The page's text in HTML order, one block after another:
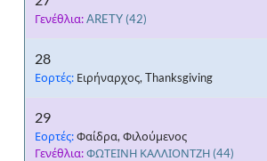
Γενέθλια:ARETY (42)
28
Εορτές: Ειρήναρχος, Thanksgiving
29
Εορτές:Φαίδρα, Φιλούμενος
Γενέθλια:ΦΩΤΕΙΝΗ ΚΑΛΛΙΟΝΤΖΗ (44)